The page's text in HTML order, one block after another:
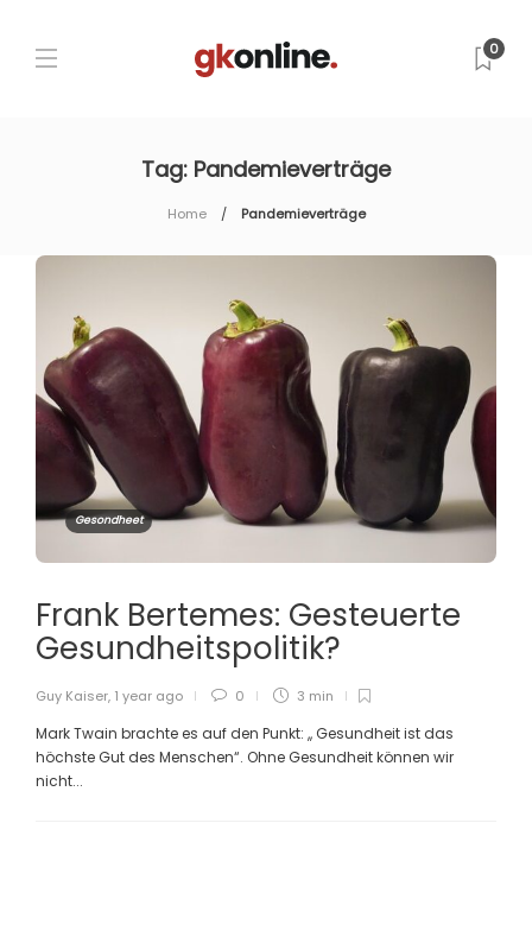
0
Tag: Pandemieverträge
Home Pandemieverträge
Gesondheet
Frank Bertemes: Gesteuerte
Gesundheitspolitik?
Guy Kaiser, 1 year ago 0 3 min
Mark Twain brachte es auf den Punkt: ,, Gesundheit ist das
höchste Gut des Menschen“. Ohne Gesundheit können wir
nicht...